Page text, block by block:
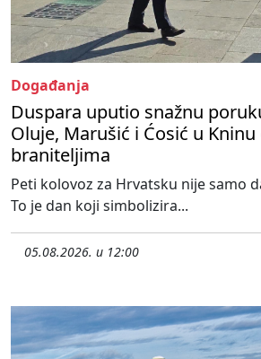
Događanja
Duspara uputio snažnu
Oluje, Marušić i Ćosić u
braniteljima
Peti kolovoz za Hrvatsku nije samo
To je dan koji simbolizira...
05.08.2026. u 12:00